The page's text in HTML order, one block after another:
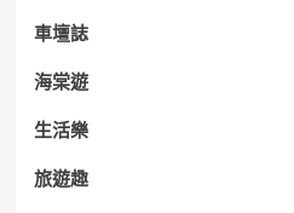
車壇誌
海棠遊
生活樂
旅遊趣